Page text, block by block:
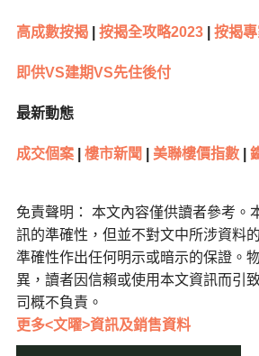
高成數按揭| 按揭全攻略2023| 按揭
即供VS建期VS先住後付
最新動態
成交個案| 樓市新聞 美聯樓價指數|
免責聲明： 本文內容僅供讀者參考。
訊的準確性，但並不對文中所涉資料
準確性作出任何明示或暗示的保證。
異，讀者因信賴或使用本文資訊而引
司概不負責。
更多<文曜>資訊及銷售資料